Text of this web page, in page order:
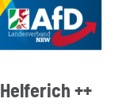
++